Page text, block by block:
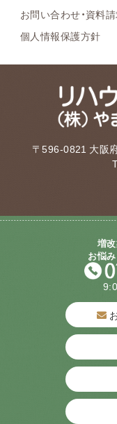
お問い合わせ・資料
個人情報保護方針
〒596-0821 大阪
増
お悩